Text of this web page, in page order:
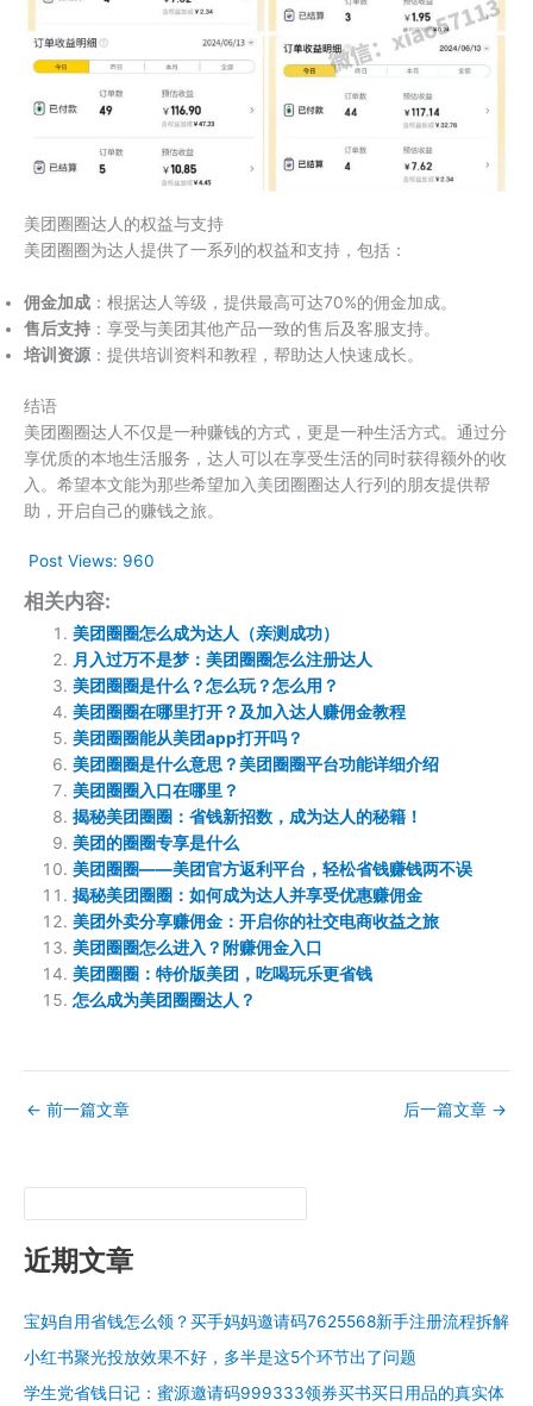
美团圈圈达人的权益与支持
美团圈圈为达人提供了一系列的权益和支持，包括：
佣金加成 ：根据达人等级，提供最高可达70%的佣金加成。
售后支持 ：享受与美团其他产品一致的售后及客服支持。
培训资源 ：提供培训资料和教程，帮助达人快速成长。
结语
美团圈圈达人不仅是一种赚钱的方式，更是一种生活方式。通过分
享优质的本地生活服务，达人可以在享受生活的同时获得额外的收
入。希望本文能为那些希望加入美团圈圈达人行列的朋友提供帮
助，开启自己的赚钱之旅。
Post Views: 960
相关内容:
美团圈圈怎么成为达人（亲测成功）
月入过万不是梦：美团圈圈怎么注册达人
美团圈圈是什么？怎么玩？怎么用？
美团圈圈在哪里打开？及加入达人赚佣金教程
美团圈圈能从美团app打开吗？
美团圈圈是什么意思？美团圈圈平台功能详细介绍
美团圈圈入口在哪里？
揭秘美团圈圈：省钱新招数，成为达人的秘籍！
美团的圈圈专享是什么
美团圈圈——美团官方返利平台，轻松省钱赚钱两不误
揭秘美团圈圈：如何成为达人并享受优惠赚佣金
美团外卖分享赚佣金：开启你的社交电商收益之旅
美团圈圈怎么进入？附赚佣金入口
美团圈圈：特价版美团，吃喝玩乐更省钱
怎么成为美团圈圈达人？
← 前一篇文章 后一篇文章 →
近期文章
宝妈自用省钱怎么领？买手妈妈邀请码7625568新手注册流程拆解
小红书聚光投放效果不好，多半是这5个环节出了问题
学生党省钱日记：蜜源邀请码999333领券买书买日用品的真实体